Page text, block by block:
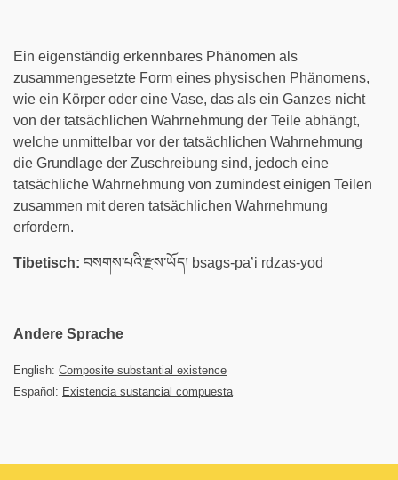
Ein eigenständig erkennbares Phänomen als
zusammengesetzte Form eines physischen Phänomens,
wie ein Körper oder eine Vase, das als ein Ganzes nicht
von der tatsächlichen Wahrnehmung der Teile abhängt,
welche unmittelbar vor der tatsächlichen Wahrnehmung
die Grundlage der Zuschreibung sind, jedoch eine
tatsächliche Wahrnehmung von zumindest einigen Teilen
zusammen mit deren tatsächlichen Wahrnehmung
erfordern.
Tibetisch: བསགས་པའི་རྫས་ཡོད། bsags-pa’i rdzas-yod
Andere Sprache
English: Composite substantial existence
Español: Existencia sustancial compuesta